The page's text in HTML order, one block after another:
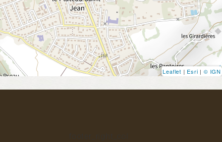
Leaflet | Esri | © IGN